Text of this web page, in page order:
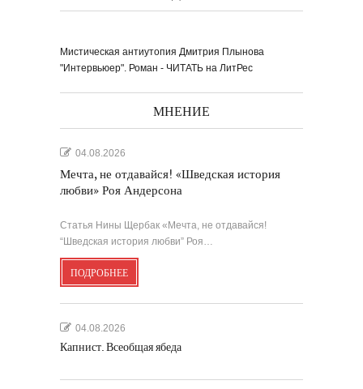
Мистическая антиутопия Дмитрия Плынова
"Интервьюер". Роман - ЧИТАТЬ на ЛитРес
МНЕНИЕ
04.08.2026
Мечта, не отдавайся! «Шведская история
любви» Роя Андерсона
Статья Нины Щербак «Мечта, не отдавайся!
“Шведская история любви” Роя…
ПОДРОБНЕЕ
04.08.2026
Капнист. Всеобщая ябеда